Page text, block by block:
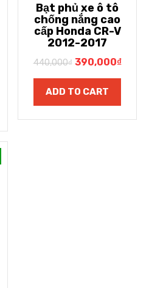
Bạt phủ xe ô tô
chống nắng cao
cấp Honda CR-V
2012-2017
440,000₫ 390,000₫
ADD TO CART